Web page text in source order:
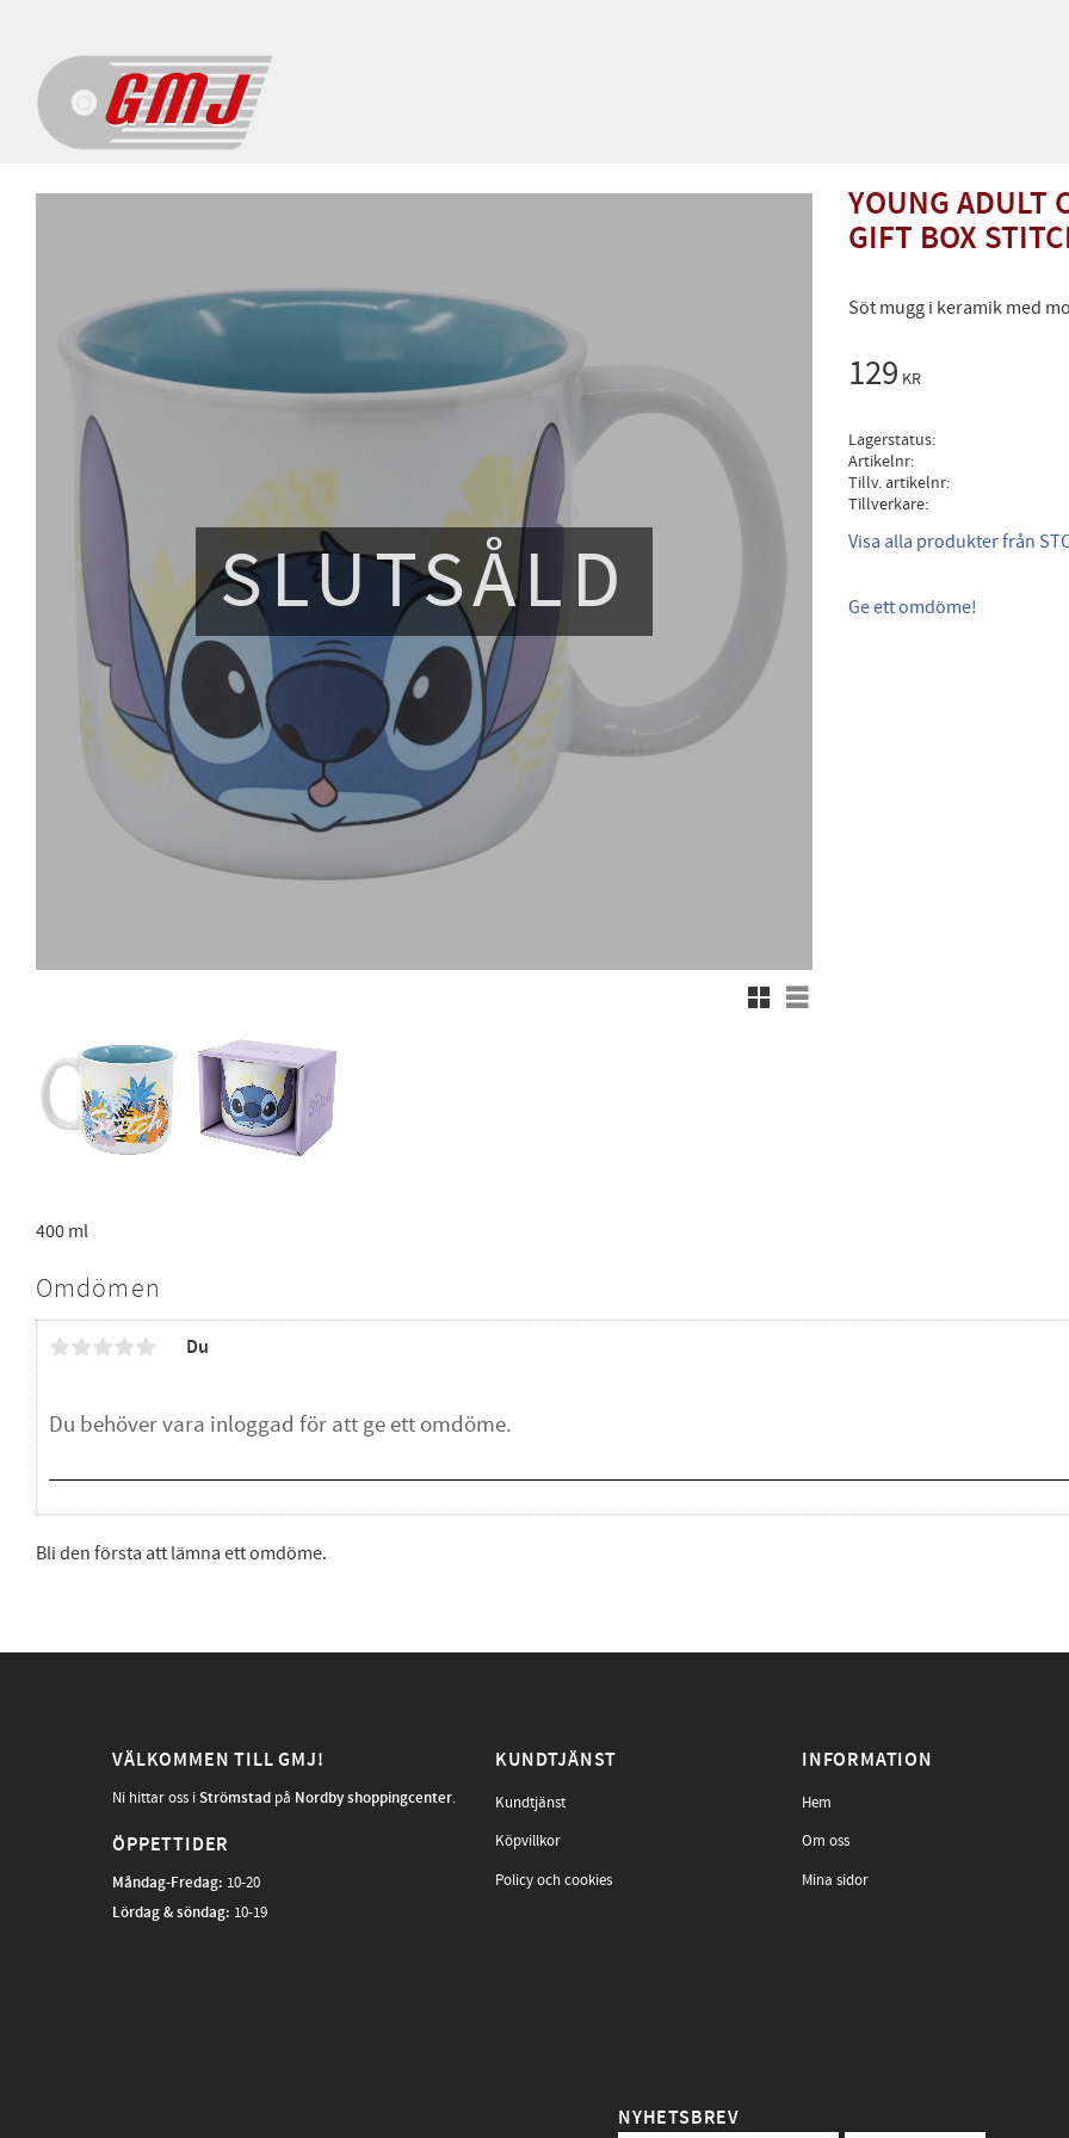
YOUNG ADULT
GIFT BOX
Söt mugg i keramik med
SLUTSÅLD
Rutnätsvy
Listvy
129 KR
Lagerstatus
Artikelnr
Tillv. artikelnr
Tillverkare
Visa alla produkter från
Ge ett omdöme!
400 ml
Omdömen
Du
Bli den första att lämna ett omdöme.
VÄLKOMMEN TILL GMJ!
Ni hittar oss iStrömstad på Nordby shoppingcenter.
ÖPPETTIDER
Måndag-Fredag: 10-20
Lördag & söndag: 10-19
KUNDTJÄNST
Kundtjänst
Köpvillkor
Policy och cookies
INFORMATION
Hem
Om oss
Mina sidor
NYHETSBREV